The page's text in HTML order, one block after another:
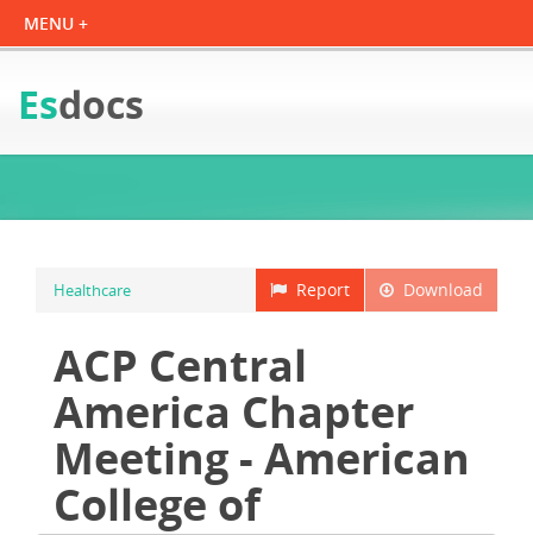
Esdocs
Download
Report
Healthcare
ACP Central
America Chapter
Meeting - American
College of